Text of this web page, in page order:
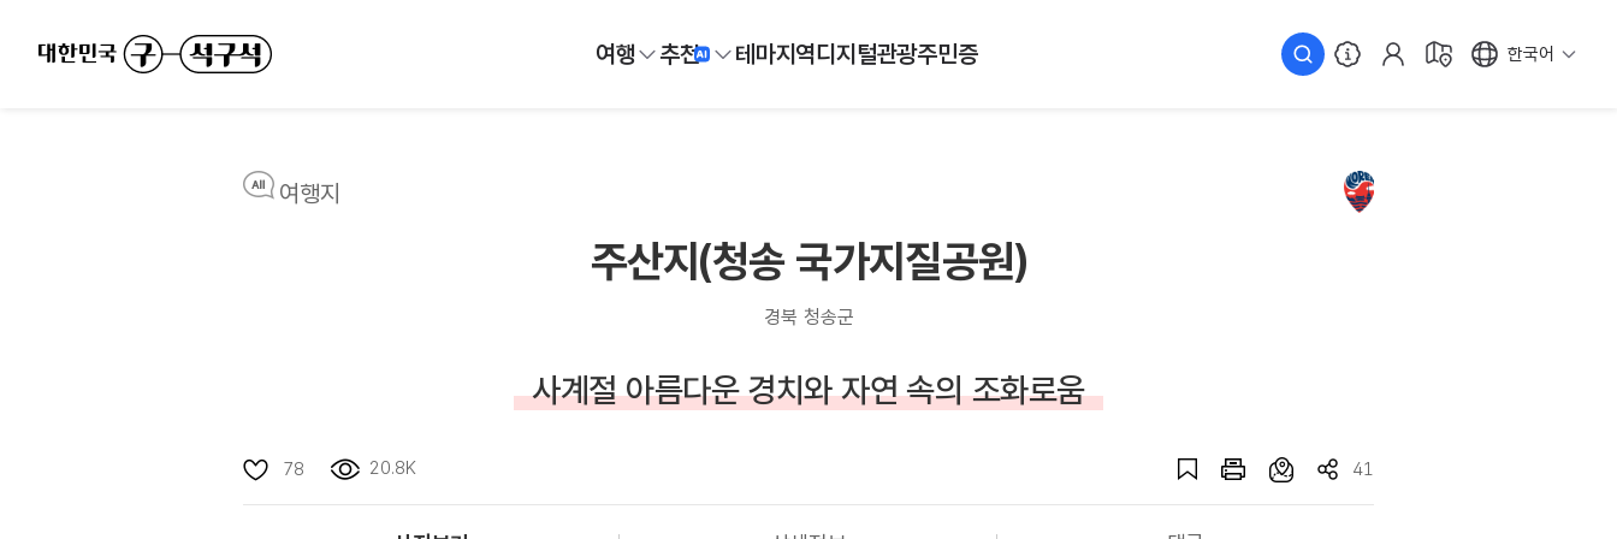
여행 추천 테마지역디지털관광주민증 한국어
여행지
주산지(청송 국가지질공원)
경북 청송군
사계절 아름다운 경치와 자연 속의 조화로움
78 20.8K 41